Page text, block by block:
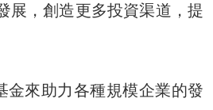
展，創造更多投資渠道，提
金來助力各種規模企業的發